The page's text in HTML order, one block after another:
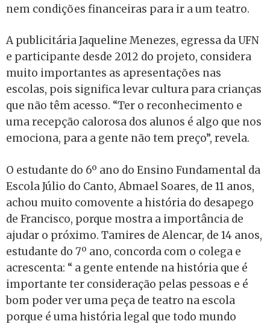
nem condições financeiras para ir a um teatro.
A publicitária Jaqueline Menezes, egressa da UFN
e participante desde 2012 do projeto, considera
muito importantes as apresentações nas
escolas, pois significa levar cultura para crianças
que não têm acesso. “Ter o reconhecimento e
uma recepção calorosa dos alunos é algo que nos
emociona, para a gente não tem preço”, revela.
O estudante do 6º ano do Ensino Fundamental da
Escola Júlio do Canto, Abmael Soares, de 11 anos,
achou muito comovente a história do desapego
de Francisco, porque mostra a importância de
ajudar o próximo. Tamires de Alencar, de 14 anos,
estudante do 7º ano, concorda com o colega e
acrescenta: “ a gente entende na história que é
importante ter consideração pelas pessoas e é
bom poder ver uma peça de teatro na escola
porque é uma história legal que todo mundo